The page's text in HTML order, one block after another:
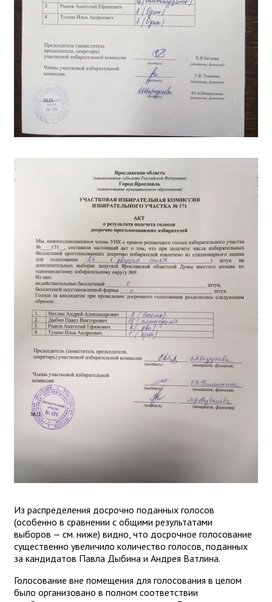
Из распределения досрочно поданных голосов
(особенно в сравнении с общими результатами
выборов — см. ниже) видно, что досрочное голосование
существенно увеличило количество голосов, поданных
за кандидатов Павла Дыбина и Андрея Ватлина.
Голосование вне помещения для голосования в целом
было организовано в полном соответствии